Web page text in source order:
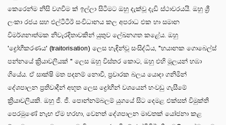
කෙරෙන්ම නිසි වගවීම ක් ඉල්ලා සිටීමට ඔහු දැක්වූ දැඩි ස්ථාවරයයි. ඔහු ශ්‍රී
ලංකා රජය සහ එල්ටීටීඊ සංවිධානය කල අපරාධ එක හා සමාන
විමර්ශනාත්මක නිවැරදිතාවකින් යුතුව ලේඛනගත කළේය. ඔහු
'ද්‍රෝහීකරණය' (traitorisation) ලෙස හැඳින්වූ සංසිද්ධිය, "භයානක ගොබෙල්ස්
පන්නයේ ක්‍රියාවලියක් " ලෙස ඔහු විස්තර කොට, ඔහු එහි මූලයන් හඹා
ගියේය. ඒ සාක්ෂි මත පදනම් නොවී, ප්‍රචාරක බලය යොදා ගනිමින්
දේශපාලන ප්‍රතිවාදීන් අභූත ලෙස ද්‍රෝහීන් වශයෙන් හංවඩු ගැසීමේ
ක්‍රියාවලියකි. ඔහු ජී. ජී. පොන්නම්බලම් යුගයේ සිට දෙමළ එක්සත් විමුක්ති
පෙරමුණේ නැඟ ඒම හරහා, වෙනත් දේශපාලන මාවතක් යෝජනා කළ